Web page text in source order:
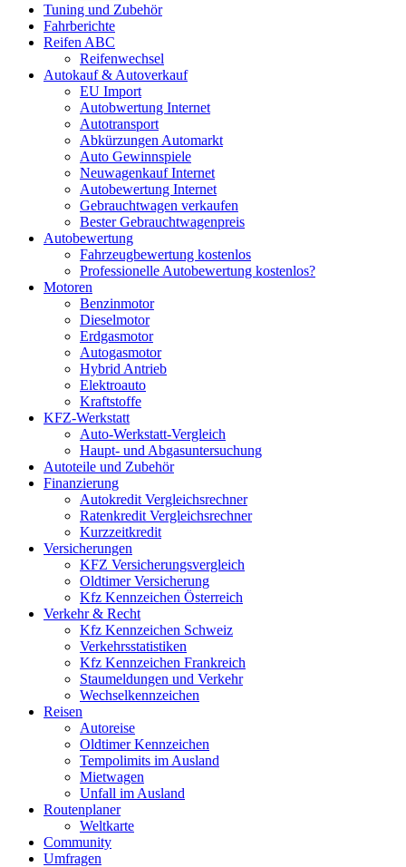
Tuning und Zubehör
Fahrberichte
Reifen ABC
Reifenwechsel
Autokauf & Autoverkauf
EU Import
Autobwertung Internet
Autotransport
Abkürzungen Automarkt
Auto Gewinnspiele
Neuwagenkauf Internet
Autobewertung Internet
Gebrauchtwagen verkaufen
Bester Gebrauchtwagenpreis
Autobewertung
Fahrzeugbewertung kostenlos
Professionelle Autobewertung kostenlos?
Motoren
Benzinmotor
Dieselmotor
Erdgasmotor
Autogasmotor
Hybrid Antrieb
Elektroauto
Kraftstoffe
KFZ-Werkstatt
Auto-Werkstatt-Vergleich
Haupt- und Abgasuntersuchung
Autoteile und Zubehör
Finanzierung
Autokredit Vergleichsrechner
Ratenkredit Vergleichsrechner
Kurzzeitkredit
Versicherungen
KFZ Versicherungsvergleich
Oldtimer Versicherung
Kfz Kennzeichen Österreich
Verkehr & Recht
Kfz Kennzeichen Schweiz
Verkehrsstatistiken
Kfz Kennzeichen Frankreich
Staumeldungen und Verkehr
Wechselkennzeichen
Reisen
Autoreise
Oldtimer Kennzeichen
Tempolimits im Ausland
Mietwagen
Unfall im Ausland
Routenplaner
Weltkarte
Community
Umfragen